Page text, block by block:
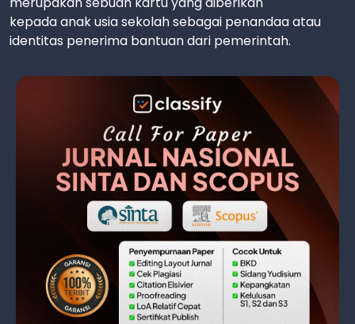
kepada anak usia sekolah sebagai penandaa atau
identitas penerima bantuan dari pemerintah.